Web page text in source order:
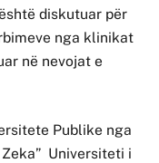
diskutuar për
nga klinikat
në nevojat e
Publike nga
Universiteti i